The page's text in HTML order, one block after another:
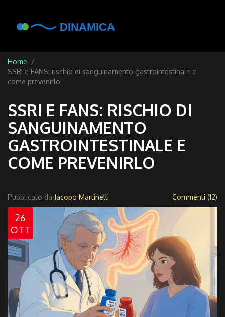
Home
SSRI e FANS: rischio di sanguinamento gastrointestinale e
come prevenirlo
SSRI E FANS: RISCHIO DI
SANGUINAMENTO
GASTROINTESTINALE E
COME PREVENIRLO
Pubblicato da Jacopo Martinelli Commenti (12)
26
OTT